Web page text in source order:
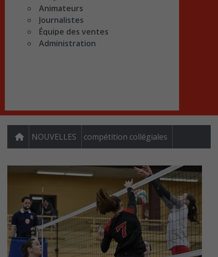
Animateurs
Journalistes
Équipe des ventes
Administration
NOUVELLES compétition collégiales